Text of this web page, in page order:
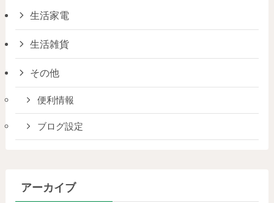
生活家電
生活雑貨
その他
便利情報
ブログ設定
アーカイブ